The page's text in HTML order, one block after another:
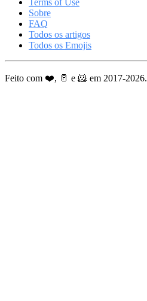
Sobre
FAQ
Todos os artigos
Todos os Emojis
Feito com ❤️, 🥛 e 🐹 em 2017-2026.